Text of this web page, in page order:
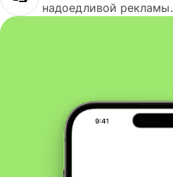
надоедливой рекламы.